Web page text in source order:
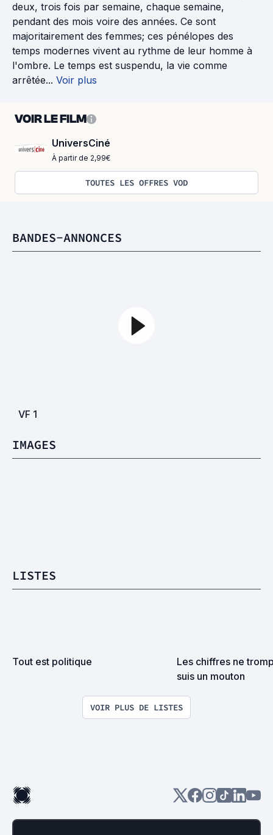
deux, trois fois par semaine, chaque semaine,
pendant des mois voire des années. Ce sont
majoritairement des femmes; ces pénélopes des
temps modernes vivent au rythme de leur homme à
l'ombre. Le temps est suspendu, la vie comme
arrêtée... Voir plus
VOIR LE FILM
UniversCiné
À partir de 2,99€
TOUTES LES OFFRES VOD
BANDES-ANNONCES
VF 1
IMAGES
LISTES
Tout est politique
Les chiffres ne
suis un mouton
VOIR PLUS DE LISTES